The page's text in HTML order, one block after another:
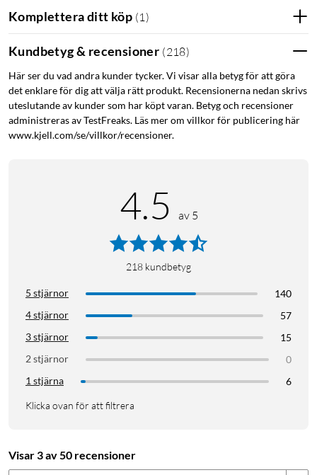
Komplettera ditt köp (1 )
Kundbetyg & recensioner (218)
Här ser du vad andra kunder tycker. Vi visar alla betyg för att göra
det enklare för dig att välja rätt produkt. Recensionerna nedan skrivs
uteslutande av kunder som har köpt varan. Betyg och recensioner
administreras av TestFreaks. Läs mer om villkor för publicering här
www.kjell.com/se/villkor/recensioner.
4.5 av 5
218 kundbetyg
5 stjärnor
140
4 stjärnor
57
3 stjärnor
15
2 stjärnor
0
1 stjärna
6
Klicka ovan för att filtrera
Visar 3 av 50 recensioner